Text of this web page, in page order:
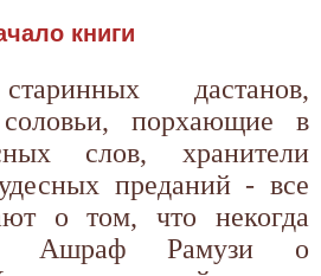
книги
дастанов,
соловьи, порхающие в
слов, хранители
преданий - все
о том, что некогда
Ашраф Рамузи о